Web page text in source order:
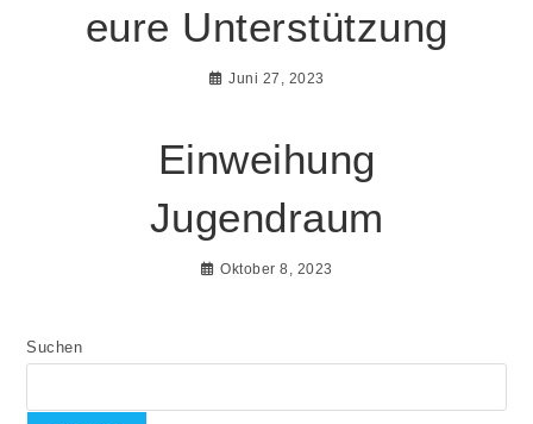
eure Unterstützung
Juni 27, 2023
Einweihung
Jugendraum
Oktober 8, 2023
Suchen